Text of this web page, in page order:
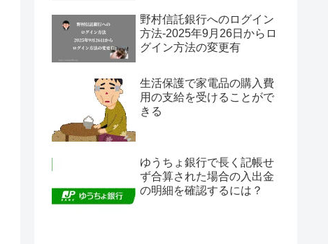
野村信託銀行へのログイン
方法-2025年9月26日からロ
グイン方法の変更有
生活保護で家電品の購入費
用の支給を受けることがで
きる
ゆうちょ銀行で長く記帳せ
ず合算された場合の入出金
の明細を確認するには？